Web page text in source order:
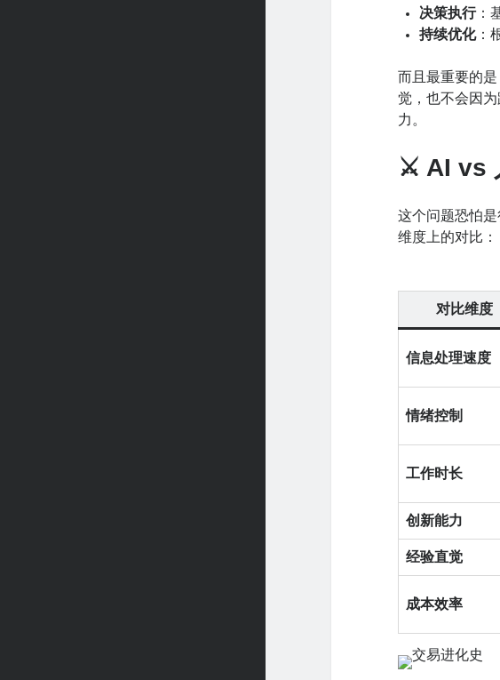
决策执行：
持续优化：
而且最重要的
觉，也不会因
力。
⚔️ AI vs
这个问题恐怕
维度上的对比：
对比维度
信息处理速度
情绪控制
工作时长
创新能力
经验直觉
成本效率